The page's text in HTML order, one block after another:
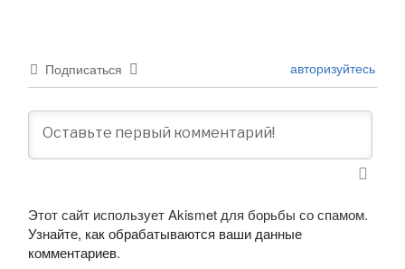
Подписаться авторизуйтесь
Этот сайт использует Akismet для борьбы со спамом.
Узнайте, как обрабатываются ваши данные
комментариев.